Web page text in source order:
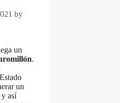
by
un
.
un
así